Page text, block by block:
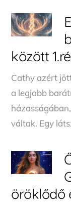
között
Cathy azért
a legjobb
váltak. Egy
öröklődő